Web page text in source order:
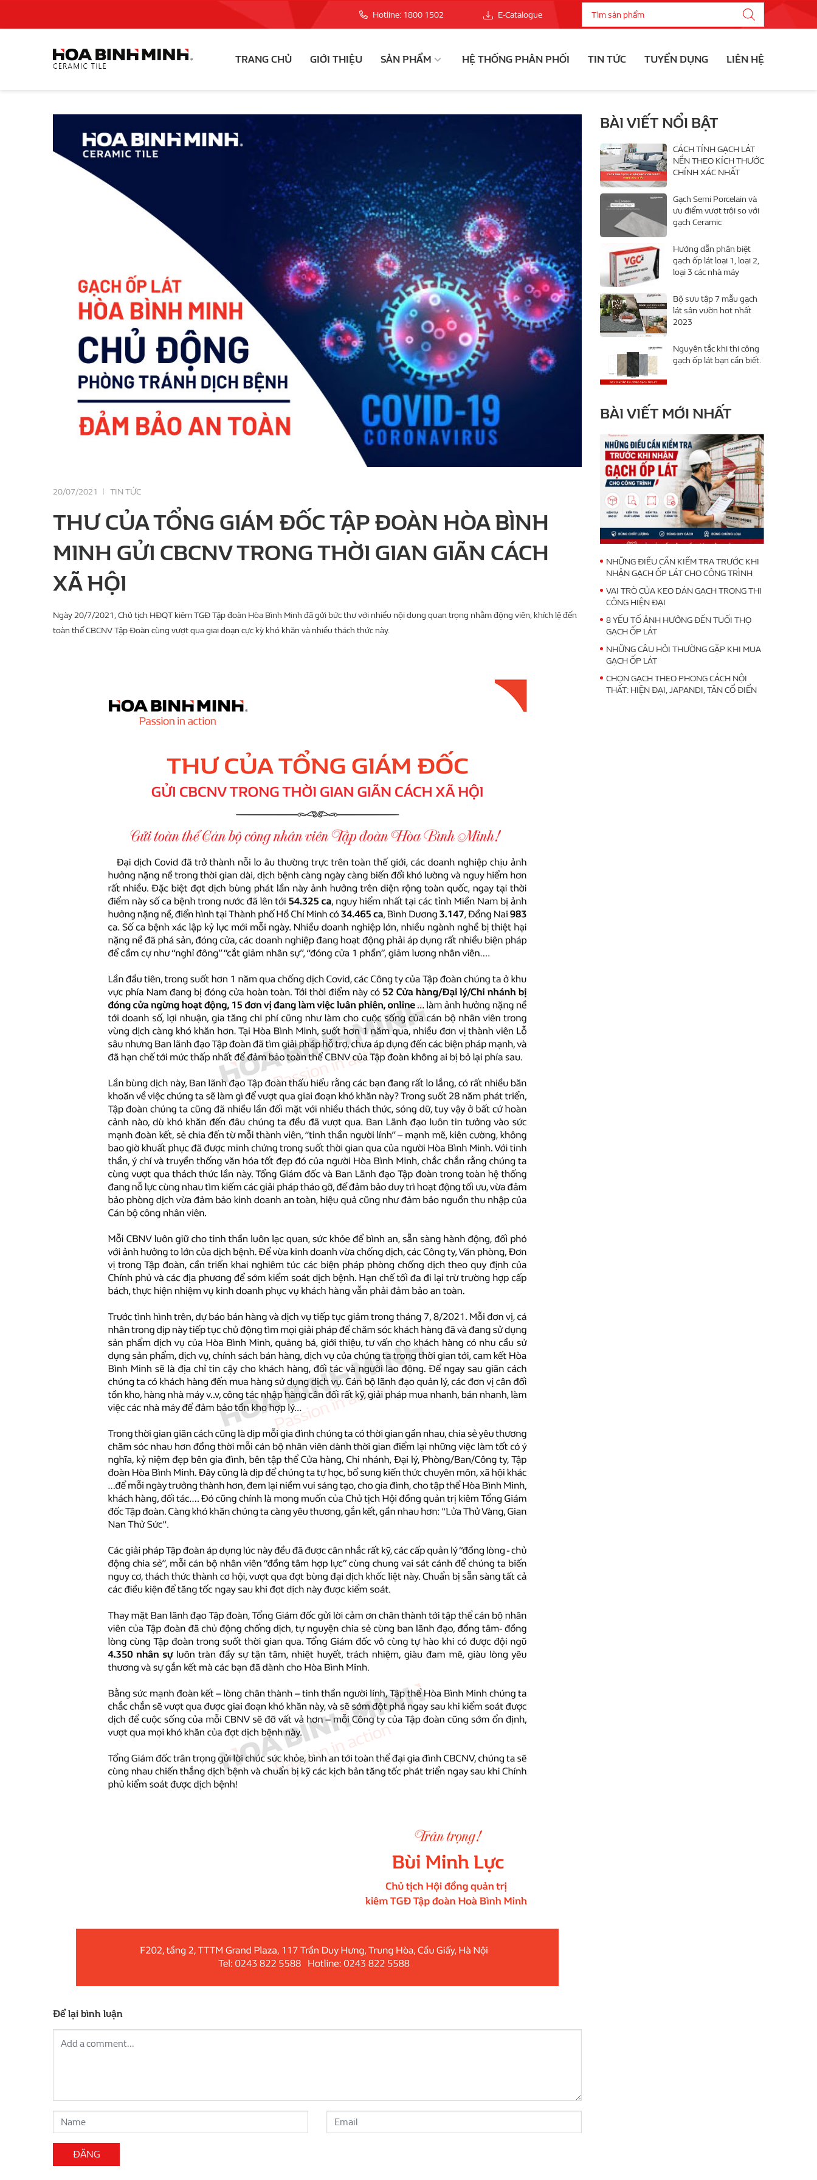
Hotline: 1800 1502 E-Catalogue
TRANG CHỦ GIỚI THIỆU SẢN PHẨM HỆ THỐNG PHÂN PHỐI TIN TỨC TUYỂN DỤNG LIÊN HỆ
20/07/2021 TIN TỨC
THƯ CỦA TỔNG GIÁM ĐỐC TẬP ĐOÀN HÒA BÌNH
MINH GỬI CBCNV TRONG THỜI GIAN GIÃN CÁCH
XÃ HỘI
Ngày 20/7/2021, Chủ tịch HĐQT kiêm TGĐ Tập đoàn Hòa Bình Minh đã gửi bức thư với nhiều nội dung quan trọng nhằm động viên, khích lệ đến
toàn thể CBCNV Tập Đoàn cùng vượt qua giai đoạn cực kỳ khó khăn và nhiều thách thức này.
Để lại bình luận
BÀI VIẾT NỔI BẬT
CÁCH TÍNH GẠCH LÁT
NỀN THEO KÍCH THƯỚC
CHÍNH XÁC NHẤT
Gạch Semi Porcelain và
ưu điểm vượt trội so với
gạch Ceramic
Hướng dẫn phân biệt
gạch ốp lát loại 1, loại 2,
loại 3 các nhà máy
Bộ sưu tập 7 mẫu gạch
lát sân vườn hot nhất
2023
Nguyên tắc khi thi công
gạch ốp lát bạn cần biết.
BÀI VIẾT MỚI NHẤT
NHỮNG ĐIỀU CẦN KIỂM TRA TRƯỚC KHI
NHẬN GẠCH ỐP LÁT CHO CÔNG TRÌNH
VAI TRÒ CỦA KEO DÁN GẠCH TRONG THI
CÔNG HIỆN ĐẠI
8 YẾU TỐ ẢNH HƯỞNG ĐẾN TUỔI THỌ
GẠCH ỐP LÁT
NHỮNG CÂU HỎI THƯỜNG GẶP KHI MUA
GẠCH ỐP LÁT
CHỌN GẠCH THEO PHONG CÁCH NỘI
THẤT: HIỆN ĐẠI, JAPANDI, TÂN CỔ ĐIỂN